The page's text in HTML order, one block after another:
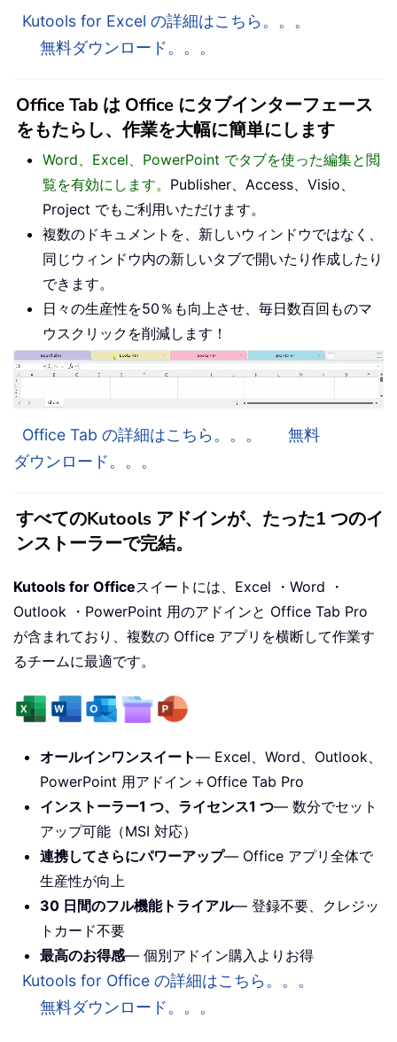
Kutools for Excel の詳細はこちら。。。
無料ダウンロード。。。
Office Tab は Office にタブインターフェース
をもたらし、作業を大幅に簡単にします
Word、Excel、PowerPoint でタブを使った編集と閲
覧を有効にします。 Publisher、Access、Visio、
Project でもご利用いただけます。
複数のドキュメントを、新しいウィンドウではなく、
同じウィンドウ内の新しいタブで開いたり作成したり
できます。
日々の生産性を50％も向上させ、毎日数百回ものマ
ウスクリックを削減します！
Office Tab の詳細はこちら。。。
無料
ダウンロード。。。
すべてのKutools アドインが、たった1 つのイ
ンストーラーで完結。
Kutools for Officeスイートには、Excel ・Word ・
Outlook ・PowerPoint 用のアドインと Office Tab Pro
が含まれており、複数の Office アプリを横断して作業す
るチームに最適です。
オールインワンスイート— Excel、Word、Outlook、
PowerPoint 用アドイン＋Office Tab Pro
インストーラー1 つ、ライセンス1 つ— 数分でセット
アップ可能（MSI 対応）
連携してさらにパワーアップ— Office アプリ全体で
生産性が向上
30 日間のフル機能トライアル— 登録不要、クレジッ
トカード不要
最高のお得感— 個別アドイン購入よりお得
Kutools for Office の詳細はこちら。。。
無料ダウンロード。。。